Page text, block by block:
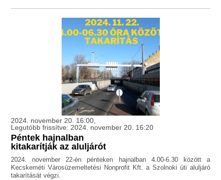
2024. november 20. 16:00,
Legutóbb frissítve: 2024. november 20. 16:20
Péntek hajnalban
kitakarítják az aluljárót
2024. november 22-én pénteken hajnalban 4.00-6.30 között a
Kecskeméti Városüzemeltetési Nonprofit Kft. a Szolnoki úti aluljáró
takarítását végzi.